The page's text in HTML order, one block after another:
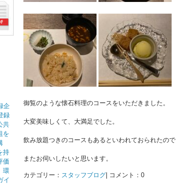
企
録
共
を
持
価
環
イ
御覧のような懐石料理のコースをいただきました。
大変美味しくて、大満足でした。
飲み放題つきのコースもあるといわれておられたので
またお伺いしたいと思います。
カテゴリー： スタッフブログ | コメント：0